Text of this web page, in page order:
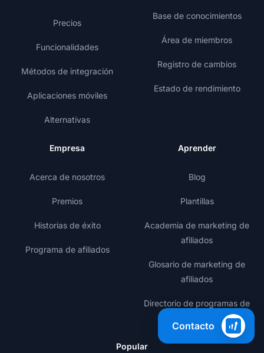
Precios
Funcionalidades
Métodos de integración
Aplicaciones móviles
Alternativas
Base de conocimientos
Área de miembros
Registro de cambios
Estado de rendimiento
Empresa
Acerca de nosotros
Premios
Historias de éxito
Programa de afiliados
Aprender
Blog
Plantillas
Academia de marketing de
afiliados
Glosario de marketing de
afiliados
Directorio de programas de
Popular
Contacto